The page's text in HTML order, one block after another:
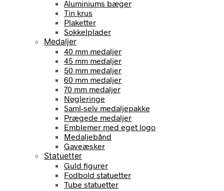
Aluminiums bæger
Tin krus
Plaketter
Sokkelplader
Medaljer
40 mm medaljer
45 mm medaljer
50 mm medaljer
60 mm medaljer
70 mm medaljer
Nøgleringe
Saml-selv medaljepakke
Prægede medaljer
Emblemer med eget logo
Medaljebånd
Gaveæsker
Statuetter
Guld figurer
Fodbold statuetter
Tube statuetter